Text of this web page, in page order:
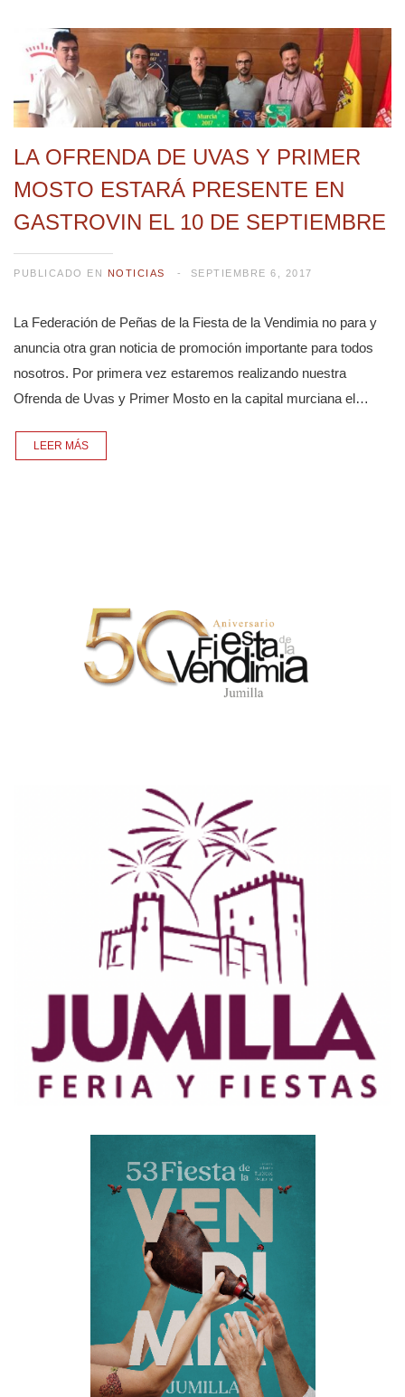
LA OFRENDA DE UVAS Y PRIMER
MOSTO ESTARÁ PRESENTE EN
GASTROVIN EL 10 DE SEPTIEMBRE
PUBLICADO EN NOTICIAS SEPTIEMBRE 6, 2017
La Federación de Peñas de la Fiesta de la Vendimia no para y
anuncia otra gran noticia de promoción importante para todos
nosotros. Por primera vez estaremos realizando nuestra
Ofrenda de Uvas y Primer Mosto en la capital murciana el…
LEER MÁS